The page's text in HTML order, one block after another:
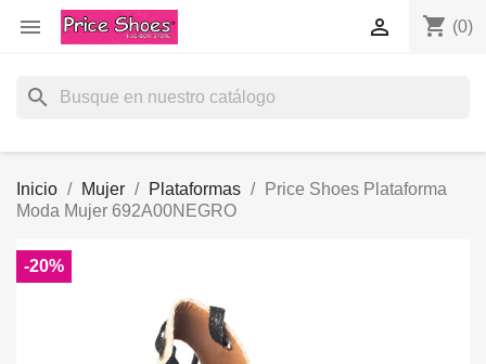
 shopping_cart (0)

search
Inicio Mujer Plataformas
Price Shoes Plataforma
Moda Mujer 692A00NEGRO
-20%